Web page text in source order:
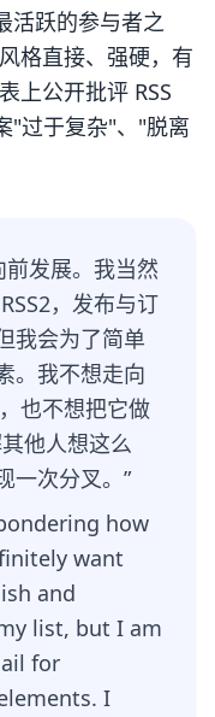
活跃的参与者之
格直接、强硬，有
上公开批评 RSS
"过于复杂"、"脱离
前发展。我当然
，发布与订
我会为了简单
。我不想走向
也不想把它做
他人想这么
一次分叉。”
how
want
and
list, but I am
for
I